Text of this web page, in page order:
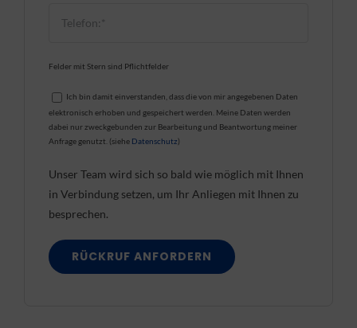
Felder mit Stern sind Pflichtfelder
Ich bin damit einverstanden, dass die von mir angegebenen Daten
elektronisch erhoben und gespeichert werden. Meine Daten werden
dabei nur zweckgebunden zur Bearbeitung und Beantwortung meiner
Anfrage genutzt. (siehe Datenschutz)
Unser Team wird sich so bald wie möglich mit Ihnen
in Verbindung setzen, um Ihr Anliegen mit Ihnen zu
besprechen.